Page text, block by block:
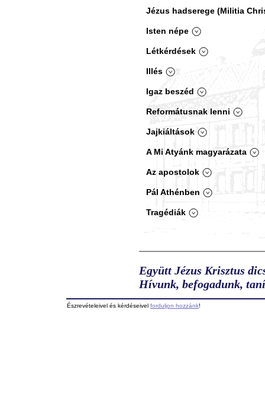
Jézus hadserege (Militia
Isten népe
Létkérdések
Illés
Igaz beszéd
Reformátusnak lenni
Jajkiáltások
A Mi Atyánk magyarázata
Az apostolok
Pál Athénben
Tragédiák
Együtt Jézus Krisztus
Hívunk, befogadunk,
Észrevételeivel és kérdéseivel forduljon hozzánk!